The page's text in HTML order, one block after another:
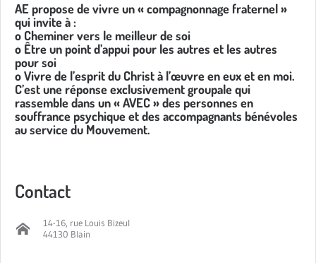
AE propose de vivre un « compagnonnage fraternel »
qui invite à :
o Cheminer vers le meilleur de soi
o Être un point d’appui pour les autres et les autres
pour soi
o Vivre de l’esprit du Christ à l’œuvre en eux et en moi.
C’est une réponse exclusivement groupale qui
rassemble dans un « AVEC » des personnes en
souffrance psychique et des accompagnants bénévoles
au service du Mouvement.
Contact
14-16, rue Louis Bizeul
44130 Blain